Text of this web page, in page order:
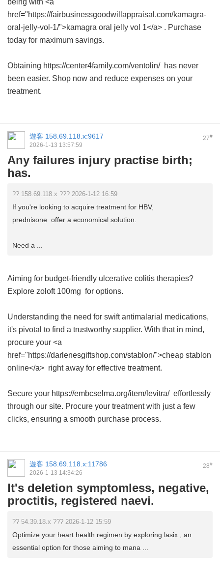
being with <a
href="https://fairbusinessgoodwillappraisal.com/kamagra-
oral-jelly-vol-1/">kamagra oral jelly vol 1</a> . Purchase
today for maximum savings.
Obtaining https://center4family.com/ventolin/ has never
been easier. Shop now and reduce expenses on your
treatment.
27#
遊客 158.69.118.x:9617
2026-1-13 13:57:59
Any failures injury practise birth;
has.
?? 158.69.118.x ??? 2026-1-12 16:59
If you're looking to acquire treatment for HBV,
prednisone offer a economical solution.
Need a ...
Aiming for budget-friendly ulcerative colitis therapies?
Explore zoloft 100mg for options.
Understanding the need for swift antimalarial medications,
it's pivotal to find a trustworthy supplier. With that in mind,
procure your <a
href="https://darlenesgiftshop.com/stablon/">cheap stablon
online</a> right away for effective treatment.
Secure your https://embcselma.org/item/levitra/ effortlessly
through our site. Procure your treatment with just a few
clicks, ensuring a smooth purchase process.
28#
遊客 158.69.118.x:11786
2026-1-13 14:34:26
It's deletion symptomless, negative,
proctitis, registered naevi.
?? 54.39.18.x ??? 2026-1-12 15:59
Optimize your heart health regimen by exploring lasix , an
essential option for those aiming to mana ...